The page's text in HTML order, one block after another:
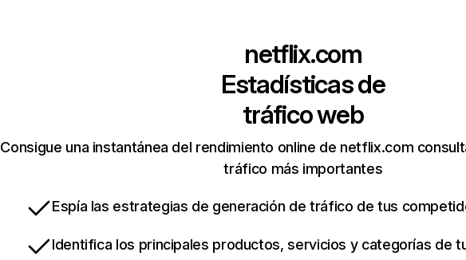
netflix.com
Estadísticas de
tráfico web
Consigue una instantánea del rendimiento online de netflix.com
tráfico más importantes
Espía las estrategias de generación de tráfico de tus
Identifica los principales productos, servicios y categorías de